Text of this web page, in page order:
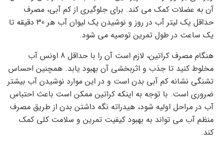
آن به عضلات کمک می کند. برای جلوگیری از کم آبی، مصرف
حداقل یک لیتر آب در روز و نوشیدن یک لیوان آب هر 30 دقیقه تا
یک ساعت در طول تمرین توصیه می شود.
هنگام مصرف کراتین، لازم است آن را با حداقل 8 اونس آب
مخلوط کنید تا جذب و اثربخشی آن بهبود یابد. همچنین احساس
تشنگی نشانه کم آبی بدن است و در این موارد نوشیدن آب بیشتر
ضروری است. با توجه به اینکه کراتین ممکن است باعث احتباس
آب در مراحل اولیه شود، هیدراته نگه داشتن بدن از طریق مصرف
منظم آب می تواند به بهبود کیفیت تمرین و سلامت کلی کمک
کند.